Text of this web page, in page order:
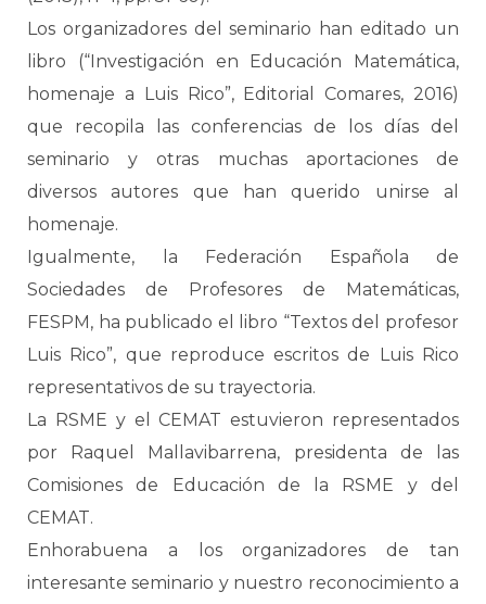
Los organizadores del seminario han editado un
libro (“Investigación en Educación Matemática,
homenaje a Luis Rico”, Editorial Comares, 2016)
que recopila las conferencias de los días del
seminario y otras muchas aportaciones de
diversos autores que han querido unirse al
homenaje.
Igualmente, la Federación Española de
Sociedades de Profesores de Matemáticas,
FESPM, ha publicado el libro “Textos del profesor
Luis Rico”, que reproduce escritos de Luis Rico
representativos de su trayectoria.
La RSME y el CEMAT estuvieron representados
por Raquel Mallavibarrena, presidenta de las
Comisiones de Educación de la RSME y del
CEMAT.
Enhorabuena a los organizadores de tan
interesante seminario y nuestro reconocimiento a